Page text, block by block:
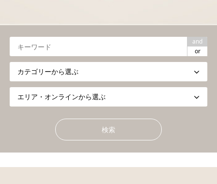
and
or